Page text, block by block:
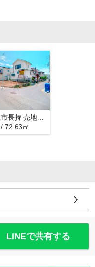
◇◆平塚市長持 売地◆◇
/ 72.63㎡
LINEで共有する